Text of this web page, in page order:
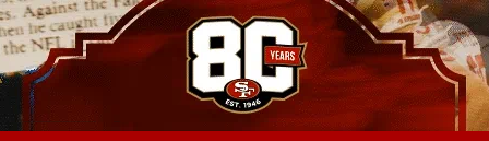
Skip
to
main
content